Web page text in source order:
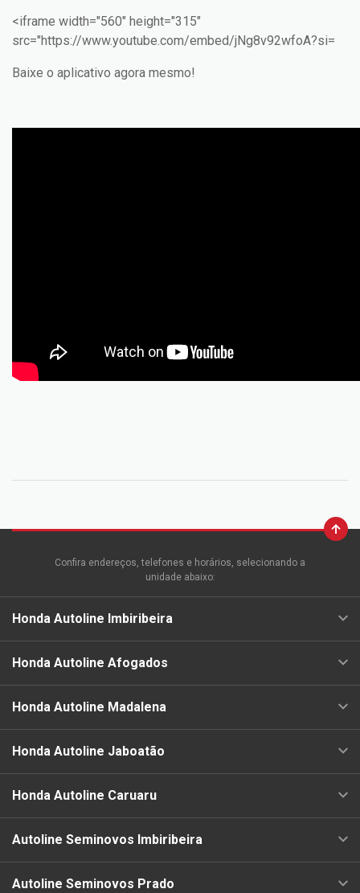
<iframe width="560" height="315"
src="https://www.youtube.com/embed/jNg8v92wfoA?si=
Baixe o aplicativo agora mesmo!
Confira endereços, telefones e horários, selecionando a
unidade abaixo:
Honda Autoline Imbiribeira
Honda Autoline Afogados
Honda Autoline Madalena
Honda Autoline Jaboatão
Honda Autoline Caruaru
Autoline Seminovos Imbiribeira
Autoline Seminovos Prado